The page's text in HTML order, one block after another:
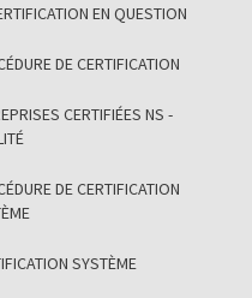
EN QUESTION
DE CERTIFICATION
CERTIFIÉES NS -
DE CERTIFICATION
SYSTÈME